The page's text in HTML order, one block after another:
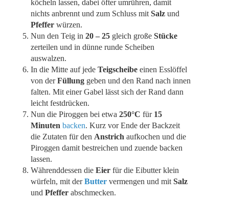
köcheln lassen, dabei öfter umrühren, damit
nichts anbrennt und zum Schluss mit Salz und
Pfeffer würzen.
Nun den Teig in 20 – 25 gleich große Stücke
zerteilen und in dünne runde Scheiben
auswalzen.
In die Mitte auf jede Teigscheibe einen Esslöffel
von derFüllung geben und den Rand nach innen
falten. Mit einer Gabel lässt sich der Rand dann
leicht festdrücken.
Nun die Piroggen bei etwa 250°C für 15
Minuten backen. Kurz vor Ende der Backzeit
die Zutaten für den Anstrich aufkochen und die
Piroggen damit bestreichen und zuende backen
lassen.
Währenddessen die Eier für die Eibutter klein
würfeln, mit derButter vermengen und mit Salz
und Pfeffer abschmecken.